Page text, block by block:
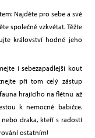
Najděte pro sebe a své
společně vzkvétat. Těžte
království hodné jeho
i sebezapadlejší kout
při tom celý zástup
hrajícího na flétnu až
k nemocné babičce.
draka, kteří s radostí
ostatním!